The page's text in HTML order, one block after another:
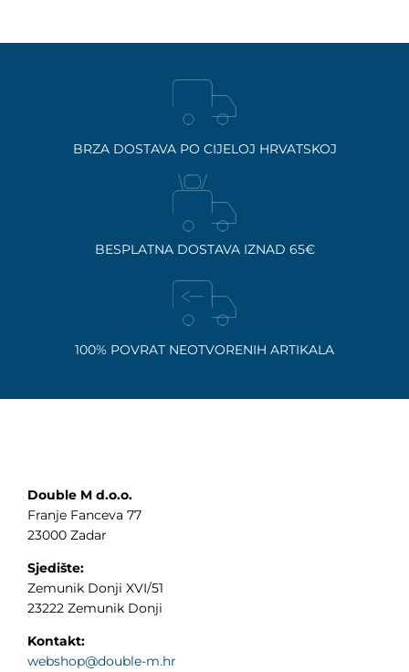
BRZA DOSTAVA PO CIJELOJ HRVATSKOJ
BESPLATNA DOSTAVA IZNAD 65€
100% POVRAT NEOTVORENIH ARTIKALA
Double M d.o.o.
Franje Fanceva 77
23000 Zadar
Sjedište:
Zemunik Donji XVI/51
23222 Zemunik Donji
Kontakt:
webshop@double-m.hr